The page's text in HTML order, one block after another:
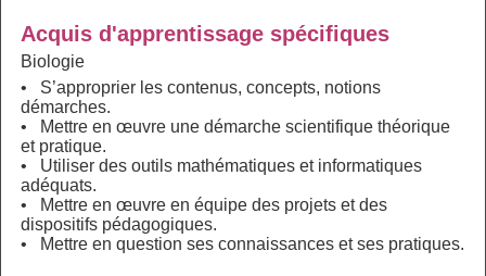
Acquis d'apprentissage spécifiques
Biologie
• S’approprier les contenus, concepts, notions
démarches.
• Mettre en œuvre une démarche scientifique théorique
et pratique.
• Utiliser des outils mathématiques et informatiques
adéquats.
• Mettre en œuvre en équipe des projets et des
dispositifs pédagogiques.
• Mettre en question ses connaissances et ses pratiques.